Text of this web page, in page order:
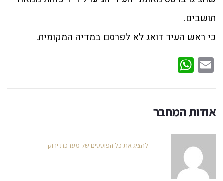
תושבים.
כי ראש העיר דואג לא לפרסם במדיה המקומית.
Email
אודות המחבר
להציג את כל הפוסטים של מערכת ירוק